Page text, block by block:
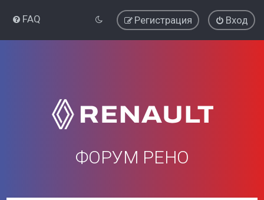
FAQ Вход
Регистрация
ФОРУМ РЕНО